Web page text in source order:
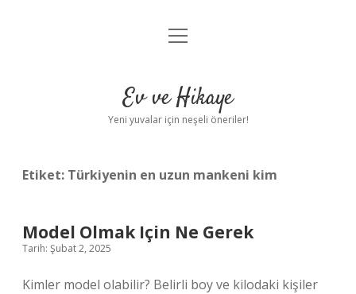
Anasayfa
Yasal Uyarı
menüyü
Ev ve Hikaye
Yeni yuvalar için neşeli öneriler!
Etiket: Türkiyenin en uzun mankeni kim
Model Olmak Için Ne Gerek
Tarih: Şubat 2, 2025
Kimler model olabilir? Belirli boy ve kilodaki kişiler